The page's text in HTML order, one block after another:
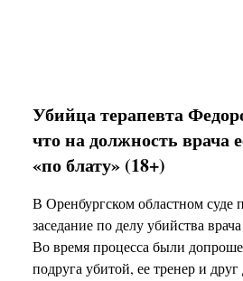
Убийца терапевта
что на должность врача
«по блату» (18+)
В Оренбургском областном суде
заседание по делу убийства
Во время процесса были
подруга убитой, ее тренер и